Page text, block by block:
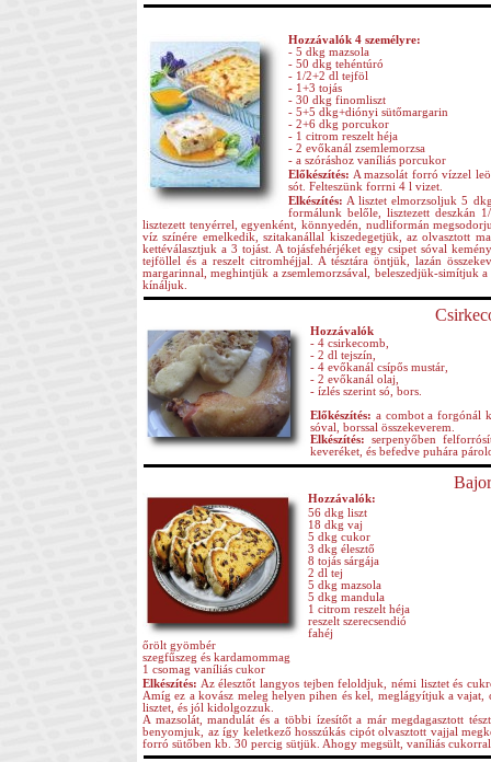
Hozzávalók 4 személyre:
- 5 dkg mazsola
- 50 dkg tehéntúró
- 1/2+2 dl tejföl
- 1+3 tojás
- 30 dkg finomliszt
- 5+5 dkg+diónyi sütőmargarin
- 2+6 dkg porcukor
- 1 citrom reszelt héja
- 2 evőkanál zsemlemorzsa
- a szóráshoz vaníliás porcukor
Előkészítés: A mazsolát forró vízzel
sót. Felteszünk forrni 4 l vizet.
Elkészítés: A lisztet elmorzsoljuk 5
formálunk belőle, lisztezett deszkán
lisztezett tenyérrel, egyenként, könnyedén, nudliformán
víz színére emelkedik, szitakanállal kiszedegetjük, az olvasztott
kettéválasztjuk a 3 tojást. A tojásfehérjéket egy csipet sóval
tejföllel és a reszelt citromhéjjal. A tésztára öntjük, lazán
margarinnal, meghintjük a zsemlemorzsával, beleszedjük-simítjuk
kínáljuk.
Hozzávalók
- 4 csirkecomb,
- 2 dl tejszín,
- 4 evőkanál csípős mustár,
- 2 evőkanál olaj,
- ízlés szerint só, bors.
Előkészítés: a combot a forgónál
sóval, borssal összekeverem.
Elkészítés: serpenyőben
keveréket, és befedve puhára
Hozzávalók:
56 dkg liszt
18 dkg vaj
5 dkg cukor
3 dkg élesztő
8 tojás sárgája
2 dl tej
5 dkg mazsola
5 dkg mandula
1 citrom reszelt héja
reszelt szerecsendió
fahéj
őrölt gyömbér
szegfűszeg és kardamommag
1 csomag vaníliás cukor
Elkészítés: Az élesztőt langyos tejben feloldjuk, némi lisztet és
Amíg ez a kovász meleg helyen pihen és kel, meglágyítjuk a
lisztet, és jól kidolgozzuk.
A mazsolát, mandulát és a többi ízesítőt a már megdagasztott
benyomjuk, az így keletkező hosszúkás cipót olvasztott vajjal
forró sütőben kb. 30 percig sütjük. Ahogy megsült, vaníliás